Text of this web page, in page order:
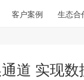
客户案例 生态合
道 实现